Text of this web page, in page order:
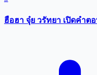
ฮือฮา จุ๋ย วรัทยา เปิดคำต